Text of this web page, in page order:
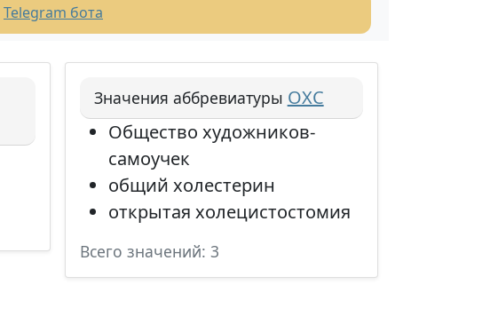
Telegram бота
Значения аббревиатуры ОХС
Общество художников-
самоучек
общий холестерин
открытая холецистостомия
Всего значений: 3